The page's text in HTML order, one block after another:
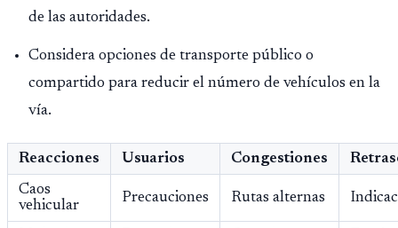
de las autoridades.
Considera opciones de transporte público o
compartido para reducir el número de vehículos en la
vía.
Reacciones Usuarios Congestiones
Caos
vehicular
Precauciones Rutas alternas